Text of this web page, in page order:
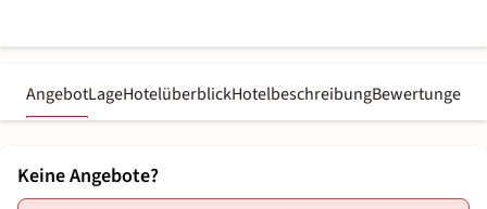
AngebotLageHotelüberblickHotelbeschreibungBewertungen
Keine Angebote?